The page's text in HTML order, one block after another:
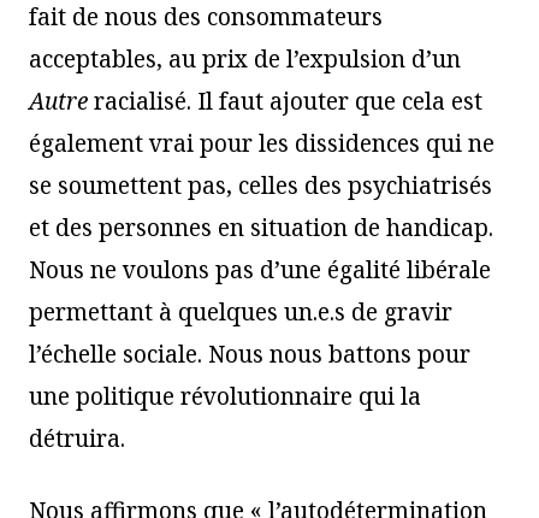
fait de nous des consommateurs
acceptables, au prix de l’expulsion d’un
Autreracialisé. Il faut ajouter que cela est
également vrai pour les dissidences qui ne
se soumettent pas, celles des psychiatrisés
et des personnes en situation de handicap.
Nous ne voulons pas d’une égalité libérale
permettant à quelques un.e.s de gravir
l’échelle sociale. Nous nous battons pour
une politique révolutionnaire qui la
détruira.
Nous affirmons que « l’autodétermination